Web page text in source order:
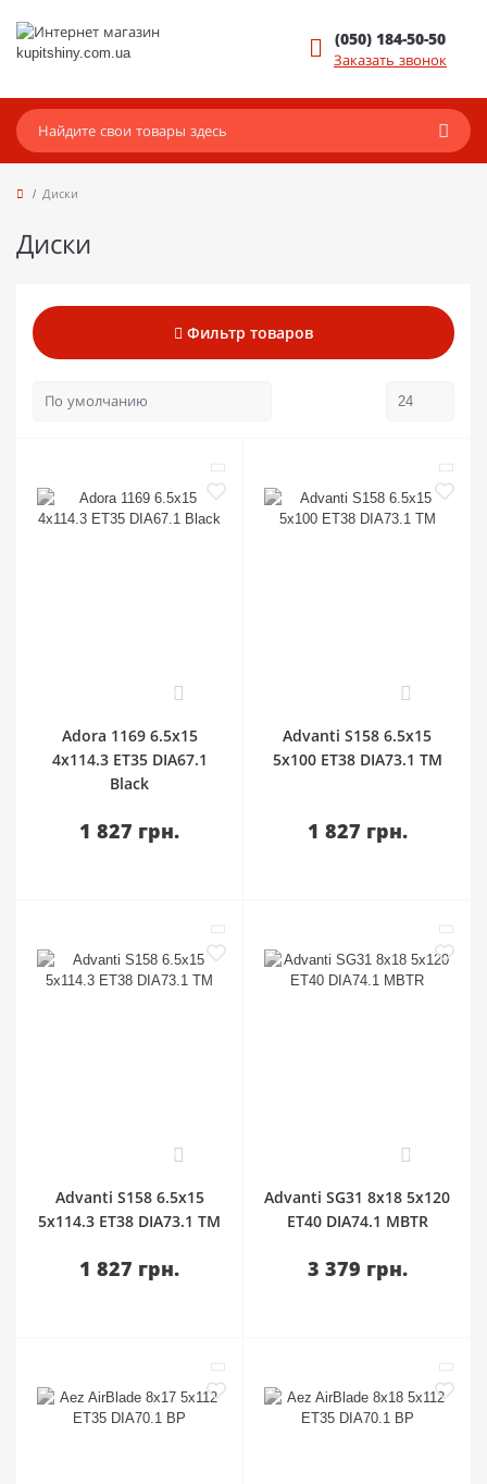
(050) 184-50-50
Заказать звонок
Диски
Диски
Фильтр товаров
Adora 1169 6.5x15
4x114.3 ET35 DIA67.1
Black
1 827 грн.
Advanti S158 6.5x15
5x100 ET38 DIA73.1 TM
1 827 грн.
Advanti S158 6.5x15
5x114.3 ET38 DIA73.1 TM
1 827 грн.
Advanti SG31 8x18 5x120
ET40 DIA74.1 MBTR
3 379 грн.